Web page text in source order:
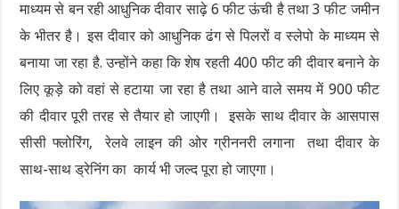
माध्यम से बन रही आधुनिक दीवार साढ़े 6 फीट ऊंची है तथा 3 फीट जमीन
के भीतर है। इस दीवार को आधुनिक ढंग से पिलरों व स्लेपो के माध्यम से
बनाया जा रहा है. उन्होंने कहा कि शेष रहती 400 फीट की दीवार बनाने के
लिए कूड़े को वहां से हटाया जा रहा है तथा आने वाले समय में 900 फीट
की दीवार पूरी तरह से तैयार हो जाएगी। इसके साथ दीवार के आसपास
सीसी फ्लोरिंग, रेलवे लाइन की ओर ग्रीननरी लगाना तथा दीवार के
साथ-साथ ड्रेनिंग का कार्य भी जल्द पूरा हो जाएगा।